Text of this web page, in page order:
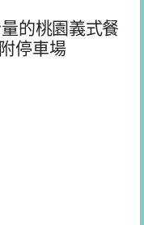
的桃園義式餐
停車場